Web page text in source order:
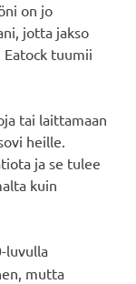
on jo
jotta jakso
tuumii
tai laittamaan
heille.
ja se tulee
kuin
luvulla
mutta